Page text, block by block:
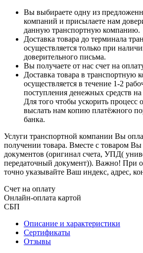
Вы выбираете одну из
компаний и присылаете нам
данную транспортную компанию.
Доставка товара до терминала
осуществляется только при
доверительного письма.
Вы получаете от нас счет на
Доставка товара в транспортную
осуществляется в течение 1-2
поступления денежных средств
Для того чтобы ускорить процесс
выслать нам копию платёжного
банка.
Услуги транспортной компании Вы
получении товара. Вместе с товаром Вы
документов (оригинал счета, УПД(
передаточный документ)). Важно! При
точно указывайте Ваш индекс, адрес,
Счет на оплату
Онлайн-оплата картой
СБП
Описание и характеристики
Сертификаты
Отзывы